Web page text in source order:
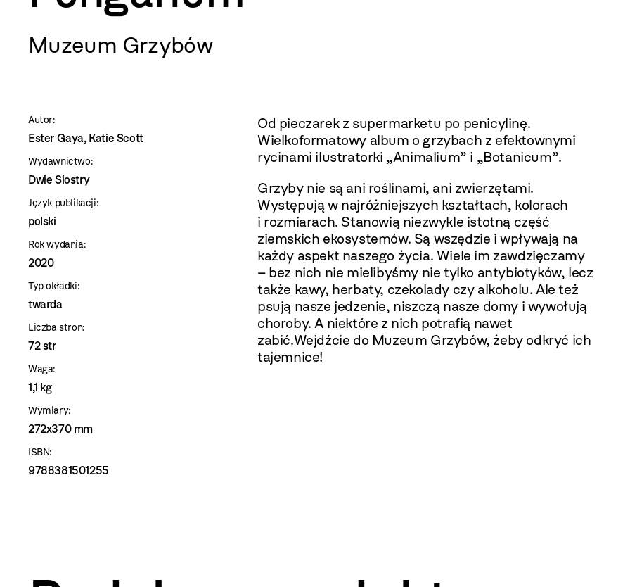
szablon
szczegóły
Muzeum Grzybów
Autor:
Ester Gaya, Katie Scott
Wydawnictwo:
Dwie Siostry
Język publikacji:
polski
Rok wydania:
2020
Typ okładki:
twarda
Liczba stron:
72 str
Waga:
1,1 kg
Wymiary:
272x370 mm
ISBN:
9788381501255
Od pieczarek z supermarketu po penicylinę.
Wielkoformatowy album o grzybach z efektownymi
rycinami ilustratorki „Animalium” i „Botanicum”.
Grzyby nie są ani roślinami, ani zwierzętami.
Występują w najróżniejszych kształtach, kolorach
i rozmiarach. Stanowią niezwykle istotną część
ziemskich ekosystemów. Są wszędzie i wpływają na
każdy aspekt naszego życia. Wiele im zawdzięczamy
– bez nich nie mielibyśmy nie tylko antybiotyków, lecz
także kawy, herbaty, czekolady czy alkoholu. Ale też
psują nasze jedzenie, niszczą nasze domy i wywołują
choroby. A niektóre z nich potrafią nawet
zabić.Wejdźcie do Muzeum Grzybów, żeby odkryć ich
tajemnice!